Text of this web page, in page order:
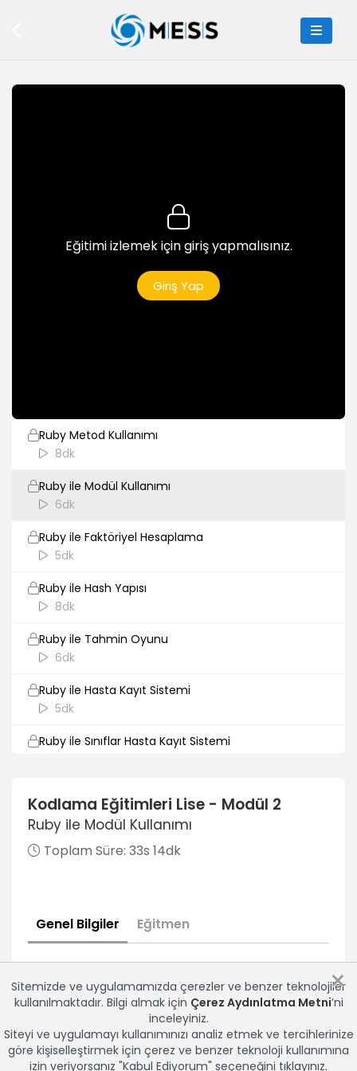
Eğitimi izlemek için giriş yapmalısınız.
Giriş Yap
Buildbox ile Virüslerden Kaçma Oyunu 2
Ruby ile Merhaba Dünya Uygulaması
9dk
Ruby For Döngüsü
Ruby Metod Kullanımı
8dk
Ruby ile Modül Kullanımı
6dk
Ruby ile Faktöriyel Hesaplama
5dk
Ruby ile Hash Yapısı
8dk
Ruby ile Tahmin Oyunu
6dk
Ruby ile Hasta Kayıt Sistemi
5dk
Ruby ile Sınıflar Hasta Kayıt Sistemi
5dk
Microbit
Evde Kal Hareketsiz Kalma Projesi
6dk
Mesafe Koruma Projesi
6dk
El Yıkama Süresi
5dk
Kodlama Eğitimleri Lise - Modül 2
Ruby ile Modül Kullanımı
Toplam Süre: 33s 14dk
Genel Bilgiler Eğitmen
×
Sitemizde ve uygulamamızda çerezler ve benzer teknolojiler
kullanılmaktadır. Bilgi almak için Çerez Aydınlatma Metni’ni
inceleyiniz.
Siteyi ve uygulamayı kullanımınızı analiz etmek ve tercihlerinize
göre kişiselleştirmek için çerez ve benzer teknoloji kullanımına
izin veriyorsanız "Kabul Ediyorum" seçeneğini tıklayınız.